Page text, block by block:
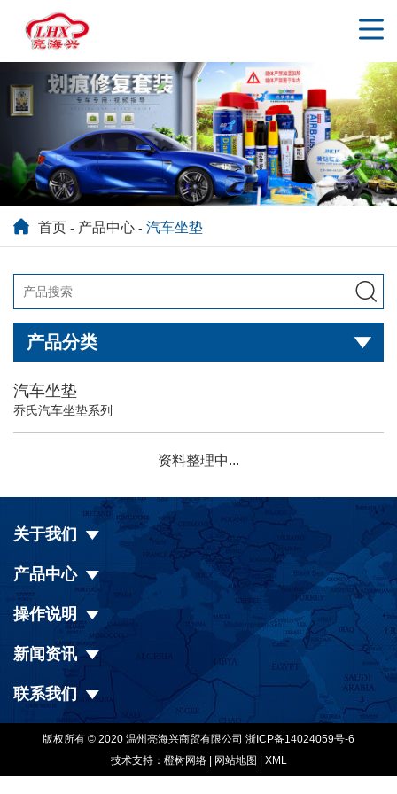
首页 - 产品中心 - 汽车坐垫

产品分类 
汽车坐垫
乔氏汽车坐垫系列
资料整理中...
关于我们
产品中心
操作说明
新闻资讯
联系我们
版权所有 © 2020 温州亮海兴商贸有限公司 浙ICP备14024059号-6
技术支持：橙树网络| 网站地图 XML